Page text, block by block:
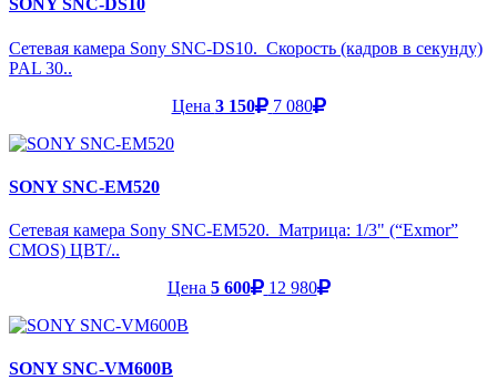
SONY SNC-DS10
Сетевая камера Sony SNC-DS10. Скорость (кадров в секунду)
PAL 30..
Цена 3 150 7 080
SONY SNC-EM520
Сетевая камера Sony SNC-EM520. Матрица: 1/3" (“Exmor”
CMOS) ЦВТ/..
Цена 5 600 12 980
SONY SNC-VM600B